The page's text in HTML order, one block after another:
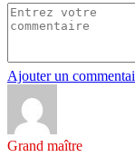
Ajouter un
Grand maître